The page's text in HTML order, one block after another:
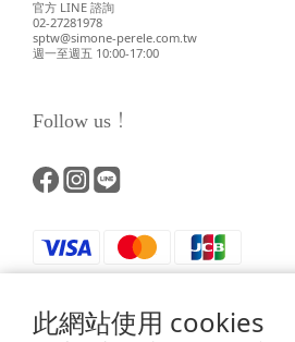
此網站使用 cookies
官方 LINE 諮詢
02-27281978
sptw@simone-perele.com.tw
週一至週五 10:00-17:00
Follow us！